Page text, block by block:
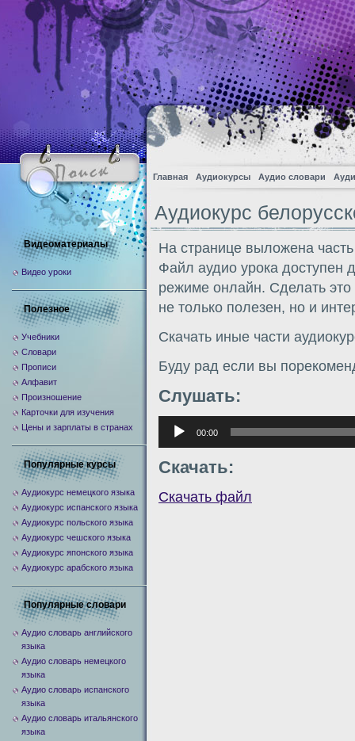
Главная Аудиокурсы Аудио словари
Аудиокурс
На странице выложена
Файл аудио урока доступен
режиме онлайн. Сделать
не только полезен, но и
Скачать иные части
Буду рад если вы
Слушать:
Аудиоплеер
00:00
Скачать:
Скачать файл
Видеоматериалы
Видео уроки
Полезное
Учебники
Словари
Прописи
Алфавит
Произношение
Карточки для изучения
Цены и зарплаты в странах
Популярные курсы
Аудиокурс немецкого языка
Аудиокурс испанского языка
Аудиокурс польского языка
Аудиокурс чешского языка
Аудиокурс японского языка
Аудиокурс арабского языка
Популярные словари
Аудио словарь английского
языка
Аудио словарь немецкого
языка
Аудио словарь испанского
языка
Аудио словарь итальянского
языка